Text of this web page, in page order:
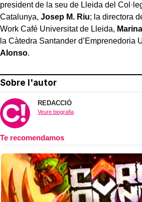
president de la seu de Lleida del
Catalunya, Josep M. Riu; la directora
Work Café Universitat de Lleida,
la Càtedra Santander d’Emprenedoria
Alonso.
Sobre l'autor
REDACCIÓ
Veure biografia